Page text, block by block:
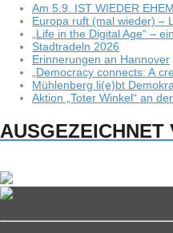
Am 5.9. IST WIEDER
Europa ruft (mal wie­der) –
„Life in the Digi­tal Age“ –
Stadt­ra­deln 2026
Erin­ne­run­gen an Hannover
„Demo­cracy con­nects: A
Müh­len­berg li(e)bt
Aktion „Toter Win­kel“ an
AUSGEZEICHNET